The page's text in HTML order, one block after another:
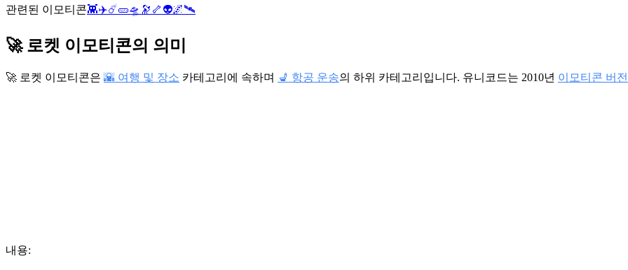
관련된 이모티콘👾✈️☄️🥒🛸 🔭 🦴 👽🌌🛰️
🚀 로켓 이모티콘의 의미
🚀 로켓 이모티콘은 🌇 여행 및 장소 카테고리에 속하며 💺 항공 운송의 하위 카테고리입니다. 유니코드는 2010년 이모티콘 버
내용: